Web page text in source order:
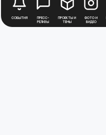
События
Пресс-
релизы
Проекты и
темы
Фото и
видео